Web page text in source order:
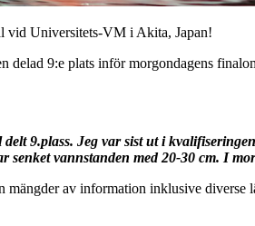
vid Universitets-VM i Akita, Japan!
9:e plats inför morgondagens
9.plass. Jeg var sist ut i
vannstanden med 20-30 cm. I
av information inklusive diverse